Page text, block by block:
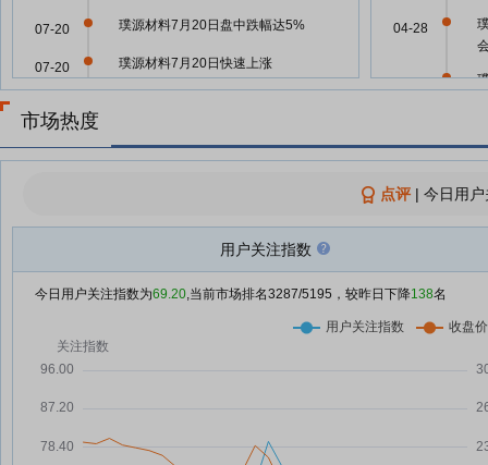
璞源材料7月20日盘中跌幅达5%
07-20
璞源材料7月20日快速上涨
07-20
“喜报”比例超四成
07-17
璞源材料7月17日盘中跌幅达5%
07-17
07-16
向好
04-28
04-28
04-23
市场热度
点评| 今日用
用户关注指数
今日用户关注指数为69.20,当前市场排名3287/5195，较昨日下降138名